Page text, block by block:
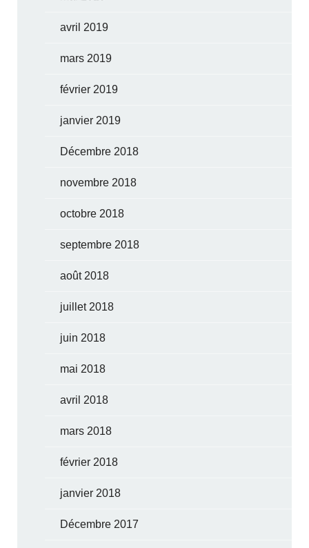
avril 2019
mars 2019
février 2019
janvier 2019
Décembre 2018
novembre 2018
octobre 2018
septembre 2018
août 2018
juillet 2018
juin 2018
mai 2018
avril 2018
mars 2018
février 2018
janvier 2018
Décembre 2017